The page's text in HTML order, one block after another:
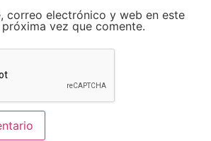
correo electrónico y web en este
vez que comente.